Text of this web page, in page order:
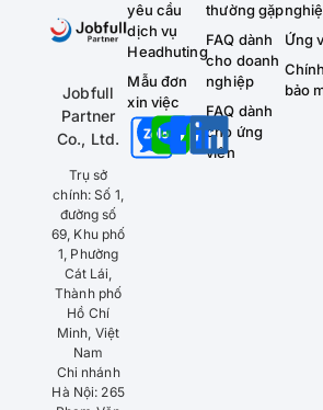
Jobfull
Partner
Co., Ltd.
Trụ sở
chính: Số 1,
đường số
69, Khu phố
1, Phường
Cát Lái,
Thành phố
Hồ Chí
Minh, Việt
Nam
Chi nhánh
Hà Nội: 265
Ứng
bảo
thường gặp
FAQ dành
cho doanh
nghiệp
FAQ dành
cho ứng
viên
yêu cầu
dịch vụ
Headhuting
Mẫu đơn
xin việc